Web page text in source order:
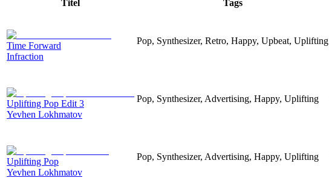
Titel Tags
Time Forward
Infraction
Pop, Synthesizer, Retro, Happy, Upbeat, Uplifting
Uplifting Pop Edit 3
Yevhen Lokhmatov
Pop, Synthesizer, Advertising, Happy, Uplifting
Uplifting Pop
Yevhen Lokhmatov
Pop, Synthesizer, Advertising, Happy, Uplifting